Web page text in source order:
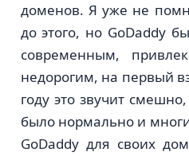
доменов. Я уже не
до этого, но GoDaddy
современным,
недорогим, на первый
году это звучит
было нормально и
GoDaddy для своих